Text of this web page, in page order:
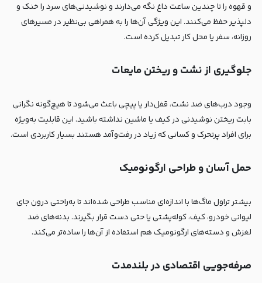
و قهوه را تا چندین ساعت داغ نگه می‌دارند و نوشیدنی‌های سرد را خنک و
دلپذیر حفظ می‌کنند. این ویژگی آن‌ها را به همراهی بی‌نظیر در مسیرهای
روزانه، سفر یا محل کار تبدیل کرده است.
جلوگیری از نشت و ریختن مایعات
وجود درب‌های ضد نشت، قفل‌دار یا پیچی باعث می‌شود تا هیچ‌گونه نگرانی
بابت ریختن نوشیدنی در کیف یا ماشین نداشته باشید. این قابلیت به‌ویژه
برای افراد پرتحرک و کسانی که زیاد در رفت‌وآمد هستند بسیار کاربردی است.
حمل آسان و طراحی ارگونومیک
بیشتر تراول ماگ‌ها با اندازه‌ای مناسب طراحی شده‌اند تا به‌راحتی درون جای
لیوانی خودرو، کیف، کوله‌پشتی یا حتی دست قرار بگیرند. بدنه‌های ضد
لغزش و دسته‌های ارگونومیک هم استفاده از آن‌ها را ساده‌تر می‌کند.
صرفه‌جویی اقتصادی در بلندمدت